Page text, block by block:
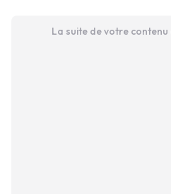
La suite de votre